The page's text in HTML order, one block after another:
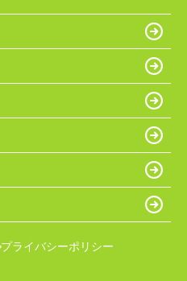
プライバシーポリシー